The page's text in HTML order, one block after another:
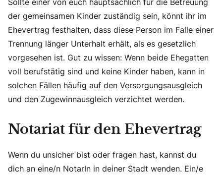
der gemeinsamen Kinder zuständig sein, könnt ihr im
Ehevertrag festhalten, dass diese Person im Falle einer
Trennung länger Unterhalt erhält, als es gesetzlich
vorgesehen ist. Gut zu wissen: Wenn beide Ehegatten
voll berufstätig sind und keine Kinder haben, kann in
solchen Fällen häufig auf den Versorgungsausgleich
und den Zugewinnausgleich verzichtet werden.
Notariat für den Ehevertrag
Wenn du unsicher bist oder fragen hast, kannst du
dich an eine/n NotarIn in deiner Stadt wenden. Ein/e